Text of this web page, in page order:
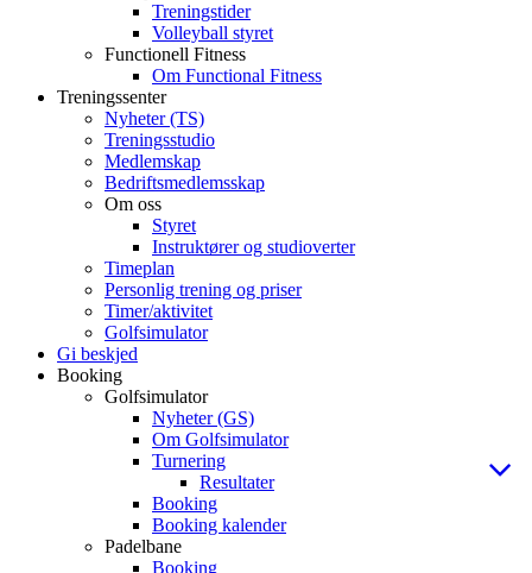
Treningstider
Volleyball styret
Functionell Fitness
Om Functional Fitness
Treningssenter
Nyheter (TS)
Treningsstudio
Medlemskap
Bedriftsmedlemsskap
Om oss
Styret
Instruktører og studioverter
Timeplan
Personlig trening og priser
Timer/aktivitet
Golfsimulator
Gi beskjed
Booking
Golfsimulator
Nyheter (GS)
Om Golfsimulator
Turnering
Resultater
Booking
Booking kalender
Padelbane
Booking